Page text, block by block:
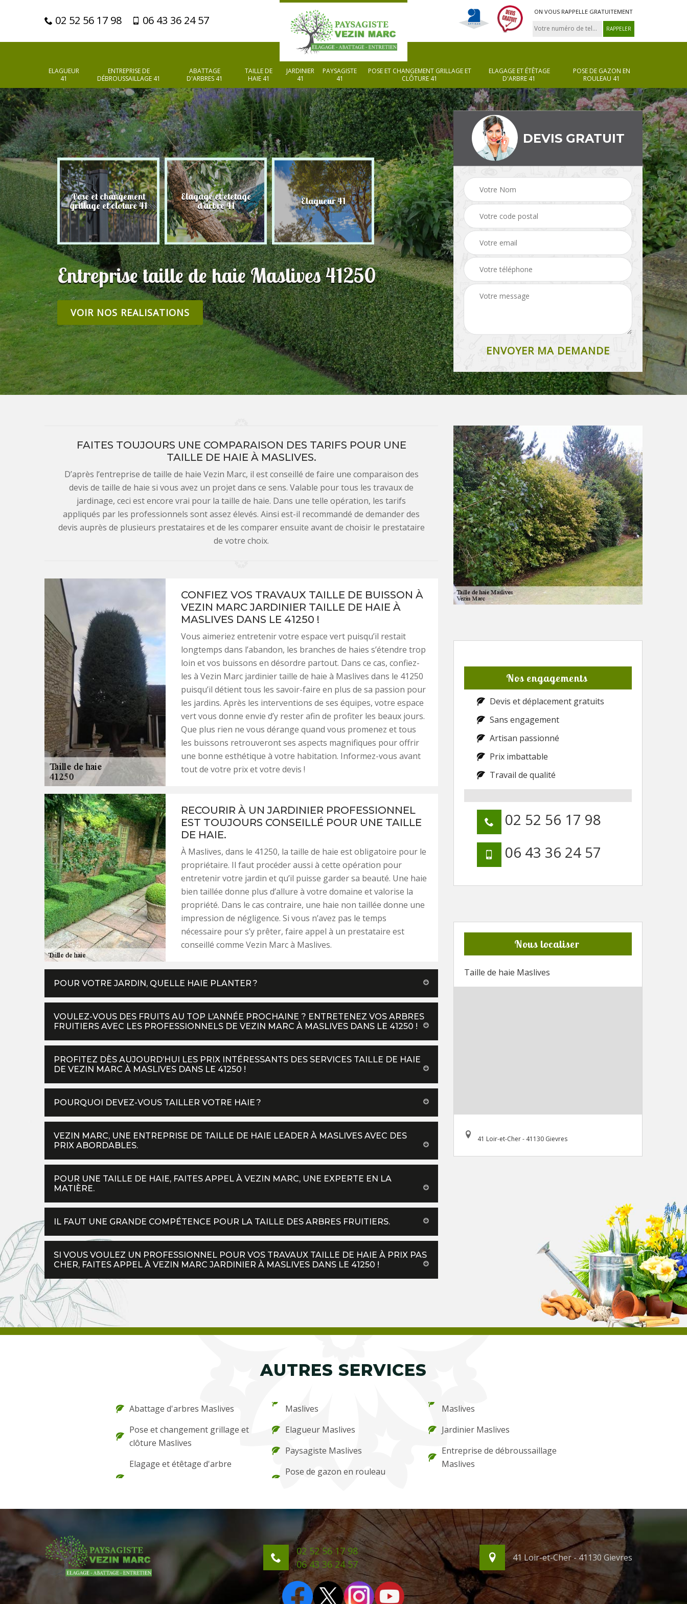
02 52 56 17 98 06 43 36 24 57
ON VOUS RAPPELLE GRATUITEMENT
ELAGUEUR
41
ENTREPRISE DE
DÉBROUSSAILLAGE 41
ABATTAGE
D'ARBRES 41
TAILLE DE
HAIE 41
JARDINIER
41
PAYSAGISTE
41
POSE ET CHANGEMENT GRILLAGE ET
CLÔTURE 41
ELAGAGE ET ÉTÊTAGE
D'ARBRE 41
POSE DE GAZON EN
ROULEAU 41
41 Pose et changement
grillage et cloture 41
Elagage et etetage
d'arbre 41 Elagueur 41 Paysagiste 41 Pose de gazon en
rouleau 41 Taille de haie 41
Entreprise taille de haie Maslives 41250
VOIR NOS REALISATIONS
DEVIS GRATUIT
FAITES TOUJOURS UNE COMPARAISON DES TARIFS POUR UNE
TAILLE DE HAIE À MASLIVES.
D’après l’entreprise de taille de haie Vezin Marc, il est conseillé de faire une comparaison des
devis de taille de haie si vous avez un projet dans ce sens. Valable pour tous les travaux de
jardinage, ceci est encore vrai pour la taille de haie. Dans une telle opération, les tarifs
appliqués par les professionnels sont assez élevés. Ainsi est-il recommandé de demander des
devis auprès de plusieurs prestataires et de les comparer ensuite avant de choisir le prestataire
de votre choix.
CONFIEZ VOS TRAVAUX TAILLE DE BUISSON À
VEZIN MARC JARDINIER TAILLE DE HAIE À
MASLIVES DANS LE 41250 !
Vous aimeriez entretenir votre espace vert puisqu’il restait
longtemps dans l’abandon, les branches de haies s’étendre trop
loin et vos buissons en désordre partout. Dans ce cas, confiez-
les à Vezin Marc jardinier taille de haie à Maslives dans le 41250
puisqu’il détient tous les savoir-faire en plus de sa passion pour
les jardins. Après les interventions de ses équipes, votre espace
vert vous donne envie d’y rester afin de profiter les beaux jours.
Que plus rien ne vous dérange quand vous promenez et tous
les buissons retrouveront ses aspects magnifiques pour offrir
une bonne esthétique à votre habitation. Informez-vous avant
tout de votre prix et votre devis !
RECOURIR À UN JARDINIER PROFESSIONNEL
EST TOUJOURS CONSEILLÉ POUR UNE TAILLE
DE HAIE.
À Maslives, dans le 41250, la taille de haie est obligatoire pour le
propriétaire. Il faut procéder aussi à cette opération pour
entretenir votre jardin et qu’il puisse garder sa beauté. Une haie
bien taillée donne plus d’allure à votre domaine et valorise la
propriété. Dans le cas contraire, une haie non taillée donne une
impression de négligence. Si vous n’avez pas le temps
nécessaire pour s’y prêter, faire appel à un prestataire est
conseillé comme Vezin Marc à Maslives.
POUR VOTRE JARDIN, QUELLE HAIE PLANTER ?
VOULEZ-VOUS DES FRUITS AU TOP L’ANNÉE PROCHAINE ? ENTRETENEZ VOS ARBRES
FRUITIERS AVEC LES PROFESSIONNELS DE VEZIN MARC À MASLIVES DANS LE 41250 !
PROFITEZ DÈS AUJOURD’HUI LES PRIX INTÉRESSANTS DES SERVICES TAILLE DE HAIE
DE VEZIN MARC À MASLIVES DANS LE 41250 !
POURQUOI DEVEZ-VOUS TAILLER VOTRE HAIE ?
VEZIN MARC, UNE ENTREPRISE DE TAILLE DE HAIE LEADER À MASLIVES AVEC DES
PRIX ABORDABLES.
POUR UNE TAILLE DE HAIE, FAITES APPEL À VEZIN MARC, UNE EXPERTE EN LA
MATIÈRE.
IL FAUT UNE GRANDE COMPÉTENCE POUR LA TAILLE DES ARBRES FRUITIERS.
SI VOUS VOULEZ UN PROFESSIONNEL POUR VOS TRAVAUX TAILLE DE HAIE À PRIX PAS
CHER, FAITES APPEL À VEZIN MARC JARDINIER À MASLIVES DANS LE 41250 !
Nos engagements
Devis et déplacement gratuits
Sans engagement
Artisan passionné
Prix imbattable
Travail de qualité
02 52 56 17 98
06 43 36 24 57
Nous localiser
Taille de haie Maslives
41 Loir-et-Cher - 41130 Gievres
AUTRES SERVICES
Abattage d'arbres Maslives
Pose et changement grillage et
clôture Maslives
Elagage et étêtage d'arbre
Maslives
Elagueur Maslives
Paysagiste Maslives
Pose de gazon en rouleau
Maslives
Jardinier Maslives
Entreprise de débroussaillage
Maslives
02 52 56 17 98
06 43 36 24 57
41 Loir-et-Cher - 41130 Gievres